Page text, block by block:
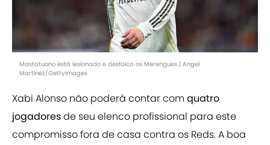
Mastatuono está lesionado e desfalca os Merengues | Angel
Martinez/GettyImages
Xabi Alonso não poderá contar comquatro
jogadoresde seu elenco profissional para este
compromisso fora de casa contra os Reds. A boa